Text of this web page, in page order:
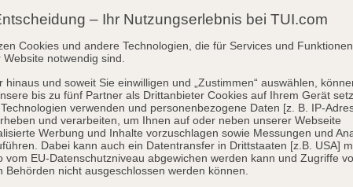
– Ihr Nutzungserlebnis bei TUI.com
Cookies und andere Technologien, die für Services und
Website notwendig sind.
hinaus und soweit Sie einwilligen und „Zustimmen“ auswählen,
bis zu fünf Partner als Drittanbieter Cookies auf Ihrem Gerät
verwenden und personenbezogene Daten [z. B. IP-
und verarbeiten, um Ihnen auf oder neben unserer Webseite
Werbung und Inhalte vorzuschlagen sowie Messungen und
Dabei kann auch ein Datentransfer in Drittstaaten [z.B. USA]
vom EU-Datenschutzniveau abgewichen werden kann und Zugriffe
Behörden nicht ausgeschlossen werden können.